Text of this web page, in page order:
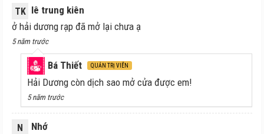
TK lê trung kiên
ở hải dương rạp đã mở lại chưa ạ
5 năm trước
Bá Thiết QUẢN TRỊ VIÊN
Hải Dương còn dịch sao mở cửa được em!
5 năm trước
N
Nhớ